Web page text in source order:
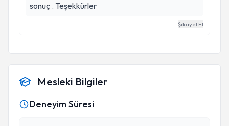
sonuç . Teşekkürler
Şikayet Et
Mesleki Bilgiler
Deneyim Süresi